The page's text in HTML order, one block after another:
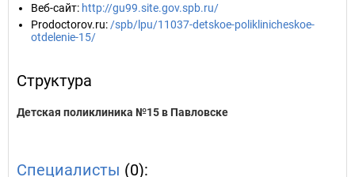
Веб-сайт: http://gu99.site.gov.spb.ru/
Prodoctorov.ru: /spb/lpu/11037-detskoe-poliklinicheskoe-
otdelenie-15/
Структура
Детская поликлиника №15 в Павловске
Специалисты (0):